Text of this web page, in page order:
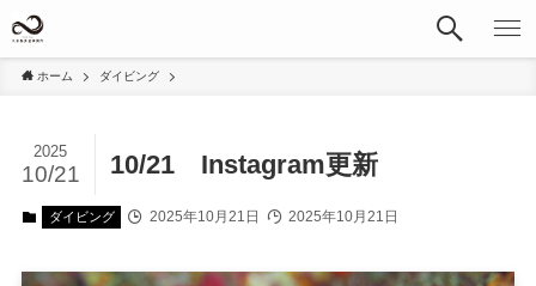
ホーム ダイビング
10/21 Instagram更新
2025
10/21
ダイビング 2025年10月21日 2025年10月21日